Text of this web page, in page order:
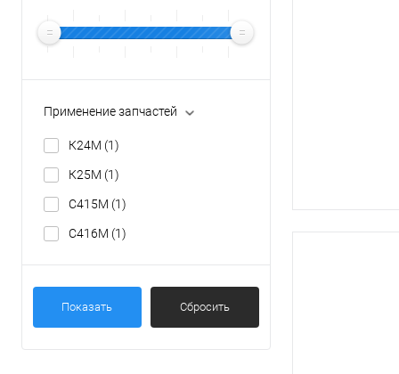
Применение запчастей
К24М (1)
К25М (1)
С415М (1)
С416М (1)
Показать Сбросить